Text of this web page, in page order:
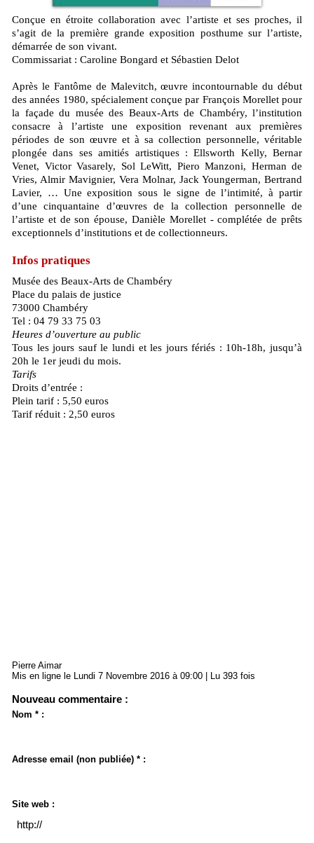
Conçue en étroite collaboration avec l’artiste et ses proches, il
s’agit de la première grande exposition posthume sur l’artiste,
démarrée de son vivant.
Commissariat : Caroline Bongard et Sébastien Delot
Après le Fantôme de Malevitch, œuvre incontournable du début
des années 1980, spécialement conçue par François Morellet pour
la façade du musée des Beaux-Arts de Chambéry, l’institution
consacre à l’artiste une exposition revenant aux premières
périodes de son œuvre et à sa collection personnelle, véritable
plongée dans ses amitiés artistiques : Ellsworth Kelly, Bernar
Venet, Victor Vasarely, Sol LeWitt, Piero Manzoni, Herman de
Vries, Almir Mavignier, Vera Molnar, Jack Youngerman, Bertrand
Lavier, … Une exposition sous le signe de l’intimité, à partir
d’une cinquantaine d’œuvres de la collection personnelle de
l’artiste et de son épouse, Danièle Morellet - complétée de prêts
exceptionnels d’institutions et de collectionneurs.
Infos pratiques
Musée des Beaux-Arts de Chambéry
Place du palais de justice
73000 Chambéry
Tel : 04 79 33 75 03
Heures d’ouverture au public
Tous les jours sauf le lundi et les jours fériés : 10h-18h, jusqu’à
20h le 1er jeudi du mois.
Tarifs
Droits d’entrée :
Plein tarif : 5,50 euros
Tarif réduit : 2,50 euros
Pierre Aimar
Mis en ligne le Lundi 7 Novembre 2016 à 09:00 | Lu 393 fois
Nouveau commentaire :
Nom * :
Adresse email (non publiée) * :
Site web :